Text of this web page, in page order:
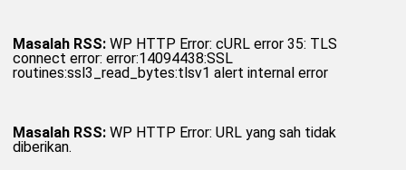
Masalah RSS: WP HTTP Error: cURL error 35: TLS
connect error: error:14094438:SSL
routines:ssl3_read_bytes:tlsv1 alert internal error
Masalah RSS: WP HTTP Error: URL yang sah tidak
diberikan.